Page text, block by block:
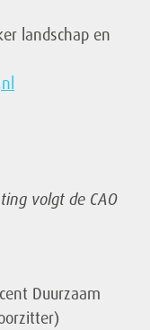
landschap en
volgt de CAO
Duurzaam